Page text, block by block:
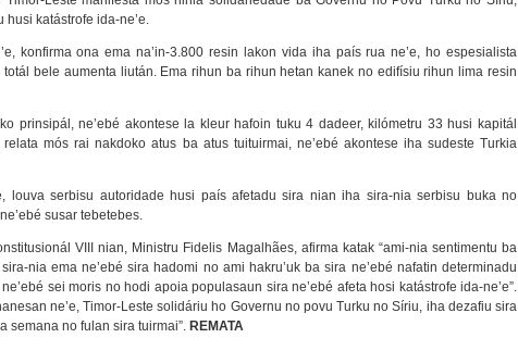
husi katástrofe ida-ne’e.
konfirma ona ema na’in-3.800 resin lakon vida iha país rua ne’e, ho espesialista
totál bele aumenta liután. Ema rihun ba rihun hetan kanek no edifísiu rihun lima resin
prinsipál, ne’ebé akontese la kleur hafoin tuku 4 dadeer, kilómetru 33 husi kapitál
relata mós rai nakdoko atus ba atus tuituirmai, ne’ebé akontese iha sudeste Turkia
louva serbisu autoridade husi país afetadu sira nian iha sira-nia serbisu buka no
susar tebetebes.
VIII nian, Ministru Fidelis Magalhães, afirma katak “ami-nia sentimentu ba
nia ema ne’ebé sira hadomi no ami hakru’uk ba sira ne’ebé nafatin determinadu
sei moris no hodi apoia populasaun sira ne’ebé afeta hosi katástrofe ida-ne’e”.
ne’e, Timor-Leste solidáriu ho Governu no povu Turku no Síriu, iha dezafiu sira
semana no fulan sira tuirmai”. REMATA